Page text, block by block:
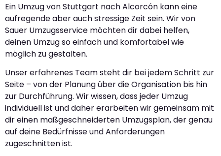
Ein Umzug von Stuttgart nach Alcorcón kann eine
aufregende aber auch stressige Zeit sein. Wir von
Sauer Umzugsservice möchten dir dabei helfen,
deinen Umzug so einfach und komfortabel wie
möglich zu gestalten.
Unser erfahrenes Team steht dir bei jedem Schritt zur
Seite – von der Planung über die Organisation bis hin
zur Durchführung. Wir wissen, dass jeder Umzug
individuell ist und daher erarbeiten wir gemeinsam mit
dir einen maßgeschneiderten Umzugsplan, der genau
auf deine Bedürfnisse und Anforderungen
zugeschnitten ist.